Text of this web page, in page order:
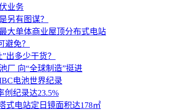
业务
另有图谋？
大单体商业屋顶分布式电站
避免？
出多少干货？
厂 向“全球制造”挺进
电池世界纪录
创纪录达23.5%
式电站定日镜面积达178㎡